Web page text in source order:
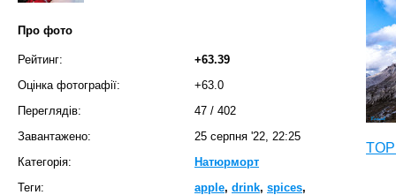
Про фото
Рейтинг:
+63.39
Оцінка фотографії:
+63.0
Переглядів:
47 / 402
Завантажено:
25 серпня '22, 22:25
Категорія:
Натюрморт
Теги:
apple, drink, spices,